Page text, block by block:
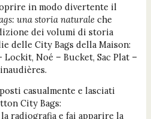
in modo divertente il
una storia naturaleche
dei volumi di storia
delle City Bags della Maison:
Lockit, Noé – Bucket, Sac Plat –
casualmente e lasciati
City Bags:
radiografia e fai apparire la